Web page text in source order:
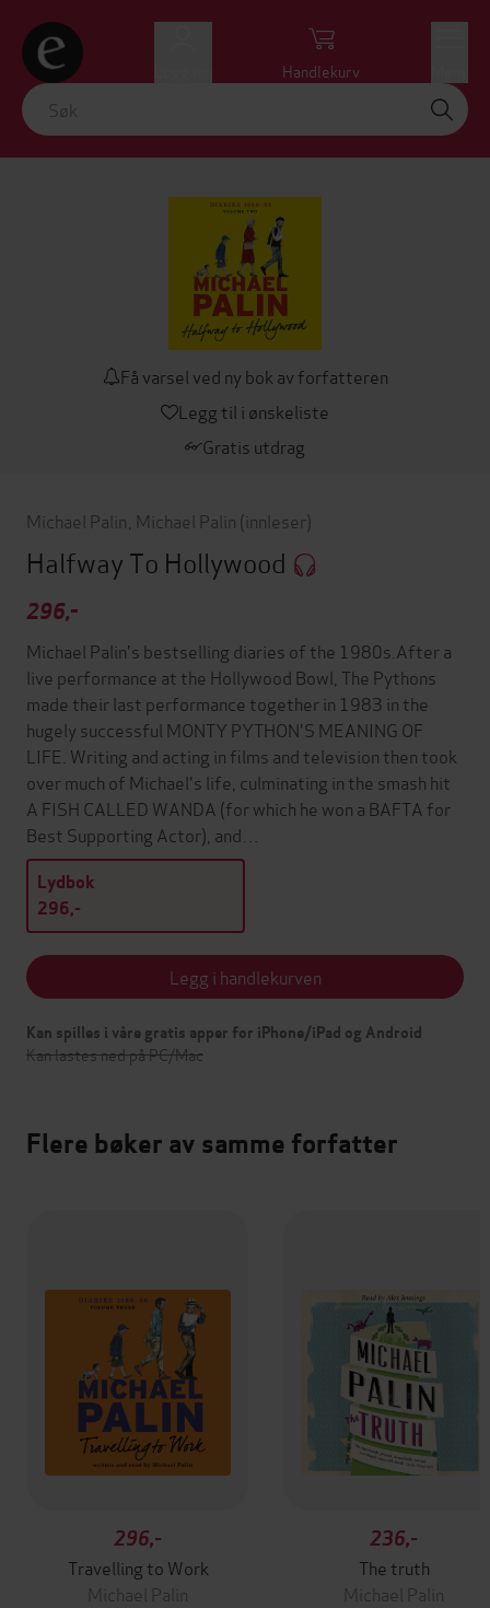
Handlekurv
Få varsel ved ny bok av forfatteren
Legg til i ønskeliste
Gratis utdrag
Michael Palin Michael Palin (innleser)
Halfway To Hollywood
296,-
Michael Palin's bestselling diaries of the 1980s.After a
live performance at the Hollywood Bowl, The Pythons
made their last performance together in 1983 in the
hugely successful MONTY PYTHON'S MEANING OF
LIFE. Writing and acting in films and television then took
over much of Michael's life, culminating in the smash hit
A FISH CALLED WANDA (for which he won a BAFTA for
Best Supporting Actor), and…
Lydbok
296,-
Legg i handlekurven
Kan spilles i våre gratis apper for iPhone/iPad og Android
Kan lastes ned på PC/Mac
Flere bøker av samme forfatter
296,-
Travelling to Work
Michael Palin
236,-
The truth
Michael Palin